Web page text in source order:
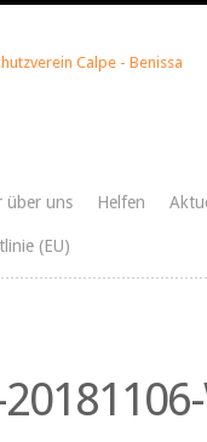
über uns Helfen
(EU)